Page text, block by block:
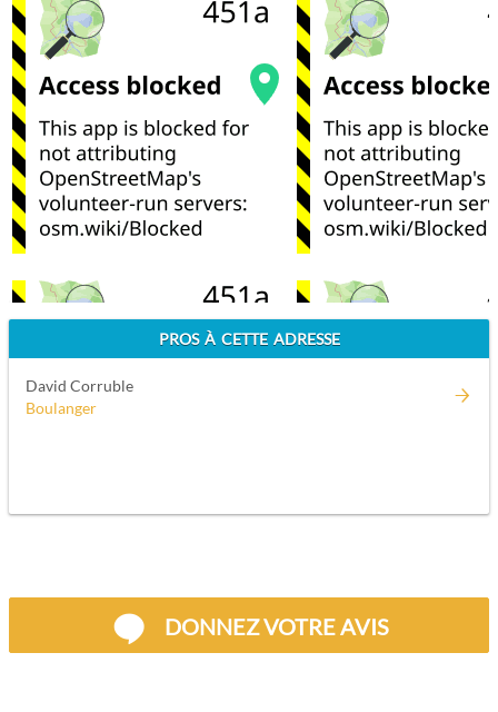
PROS À CETTE ADRESSE
David Corruble
Boulanger
DONNEZ VOTRE AVIS